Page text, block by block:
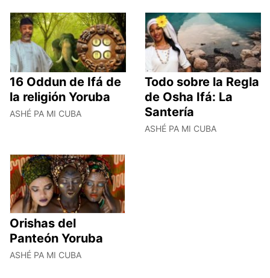
16 Oddun de Ifá de
la religión Yoruba
ASHÉ PA MI CUBA
Todo sobre la Regla
de Osha Ifá: La
Santería
ASHÉ PA MI CUBA
Orishas del
Panteón Yoruba
ASHÉ PA MI CUBA